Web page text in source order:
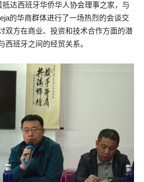
达西班牙华侨华人协会理事之家，与
的华商群体进行了一场热烈的会谈交
双方在商业、投资和技术合作方面的潜
西班牙之间的经贸关系。